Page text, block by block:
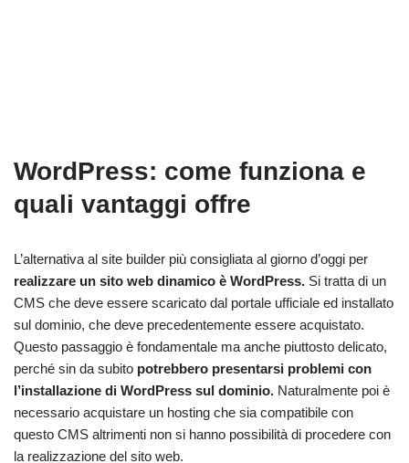
WordPress: come funziona e
quali vantaggi offre
L’alternativa al site builder più consigliata al giorno d’oggi per
realizzare un sito web dinamico è WordPress. Si tratta di un
CMS che deve essere scaricato dal portale ufficiale ed installato
sul dominio, che deve precedentemente essere acquistato.
Questo passaggio è fondamentale ma anche piuttosto delicato,
perché sin da subito potrebbero presentarsi problemi con
l’installazione di WordPress sul dominio. Naturalmente poi è
necessario acquistare un hosting che sia compatibile con
questo CMS altrimenti non si hanno possibilità di procedere con
la realizzazione del sito web.